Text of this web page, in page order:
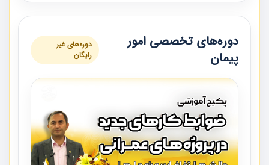
دوره‌های تخصصی امور
پیمان
دوره‌های غیر
رایگان